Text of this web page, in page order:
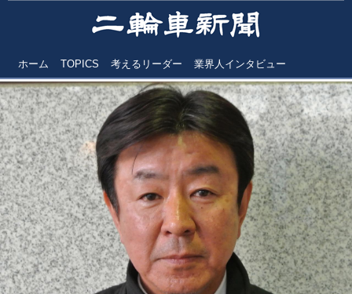
ホーム TOPICS 考えるリーダー 業界人インタビュー